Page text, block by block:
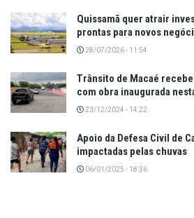
Quissamã quer atrair
prontas para novos
28/07/2026 - 11:54
Trânsito de Macaé
com obra inaugurada
23/12/2024 - 14:22
Apoio da Defesa Civil de
impactadas pelas chuvas
06/01/2025 - 18:36